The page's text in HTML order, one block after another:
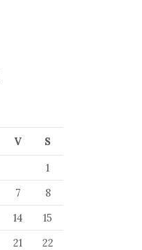
V
S
1
7
8
14
15
21
22